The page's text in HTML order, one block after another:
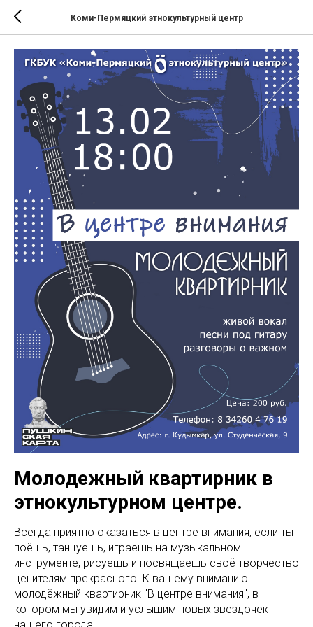
Коми-Пермяцкий этнокультурный центр
Молодежный квартирник в
этнокультурном центре.
Всегда приятно оказаться в центре внимания, если ты
поёшь, танцуешь, играешь на музыкальном
инструменте, рисуешь и посвящаешь своё творчество
ценителям прекрасного. К вашему вниманию
молодёжный квартирник "В центре внимания", в
котором мы увидим и услышим новых звездочек